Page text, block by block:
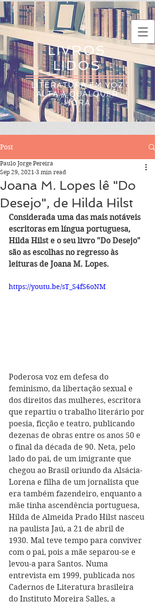
LIVROS
LIDOS
LITERATURA EM VOZ
ALTA A QUALQUER
HORA
Post
Joana M. Lopes lê "Do
Desejo", de Hilda Hilst
Paulo Jorge Pereira
Sep 29, 2021 3 min read
Considerada uma das mais notáveis
escritoras em língua portuguesa,
Hilda Hilst e o seu livro "Do Desejo"
são as escolhas no regresso às
leituras de Joana M. Lopes.
https://youtu.be/sT_S4fS6oNM
Poderosa voz em defesa do
feminismo, da libertação sexual e
dos direitos das mulheres, escritora
que repartiu o trabalho literário por
poesia, ficção e teatro, publicando
dezenas de obras entre os anos 50 e
o final da década de 90. Neta, pelo
lado do pai, de um imigrante que
chegou ao Brasil oriundo da Alsácia-
Lorena e filha de um jornalista que
era também fazendeiro, enquanto a
mãe tinha ascendência portuguesa,
Hilda de Almeida Prado Hilst nasceu
na paulista Jaú, a 21 de abril de
1930. Mal teve tempo para conviver
com o pai, pois a mãe separou-se e
levou-a para Santos. Numa
entrevista em 1999, publicada nos
Cadernos de Literatura brasileira
do Instituto Moreira Salles, a